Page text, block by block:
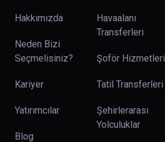
Hakkımızda
Neden Bizi
Seçmelisiniz?
Kariyer
Yatırımcılar
Blog
Havaalanı
Transferleri
Şoför Hizmetleri
Tatil Transferleri
Şehirlerarası
Yolculuklar